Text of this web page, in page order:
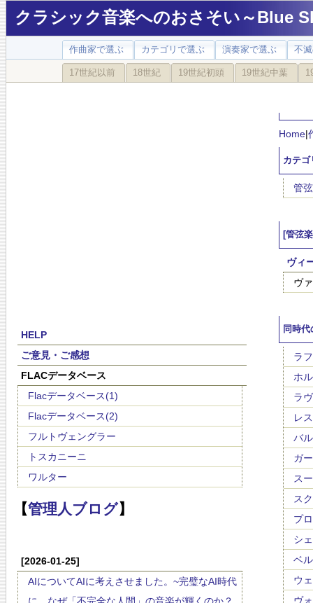
クラシック音楽へのおさそい～Blue
作曲家で選ぶ カテゴリで選ぶ 演奏家で選ぶ 不
17世紀以前 18世紀 19世紀初頭 19世紀中葉
HELP
ご意見・ご感想
FLACデータベース
Flacデータベース(1)
Flacデータベース(2)
フルトヴェングラー
トスカニーニ
ワルター
【管理人ブログ】
[2026-01-25]
AIについてAIに考えさせました。~完璧なAI時代
Home|
カテゴ
管
[管弦
ヴィ
ヴ
同時
ラ
ホ
ラ
レ
バ
ガ
ス
ス
プ
シ
ベ
ウ
ヴ